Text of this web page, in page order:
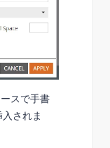
スで手書
されま